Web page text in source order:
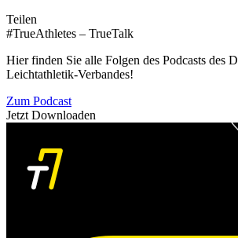
Teilen
#TrueAthletes – TrueTalk
Hier finden Sie alle Folgen des Podcasts des
Leichtathletik-Verbandes!
Zum Podcast
Jetzt Downloaden